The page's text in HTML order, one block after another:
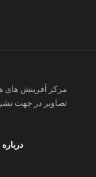
تصاویر در جهت نشر